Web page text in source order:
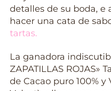
detalles de su boda, e
hacer una cata de
tartas.
La ganadora
ZAPATILLAS ROJAS»
de Cacao puro 100% y